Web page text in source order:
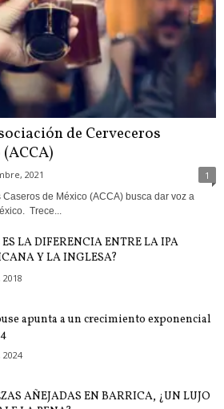
de Cerveceros
2021 1
de México (ACCA) busca dar voz a
Trece...
ES LA DIFERENCIA ENTRE LA IPA
Y LA INGLESA?
apunta a un crecimiento exponencial
AÑEJADAS EN BARRICA, ¿UN LUJO